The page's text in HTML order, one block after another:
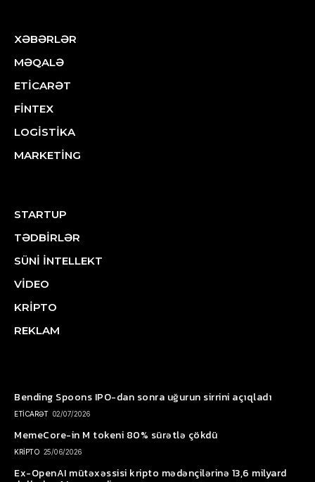
XƏBƏRLƏR
MƏQALƏ
ETİCARƏT
FİNTEX
LOGİSTİKA
MARKETİNG
STARTUP
TƏDBİRLƏR
SÜNİ İNTELLEKT
VİDEO
KRİPTO
REKLAM
Bending Spoons IPO-dan sonra uğurun sirrini açıqladı
ETİCARƏT 02/07/2026
MemeCore-in M tokeni 80% sürətlə çökdü
KRİPTO 25/06/2026
Ex-OpenAI mütəxəssisi kripto mədənçilərinə 13,6 milyard